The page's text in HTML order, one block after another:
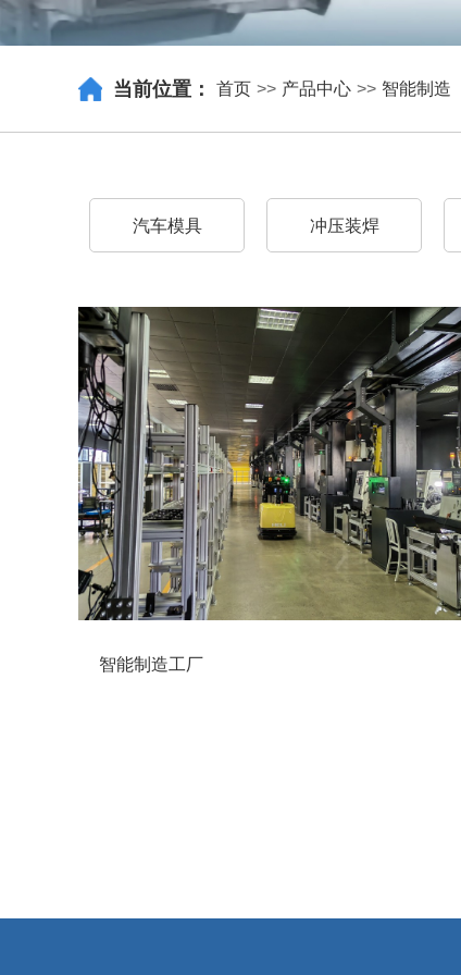
当前位置： 首页 >> 产品中心 >> 智能制造
汽车模具 冲压装焊
智能制造工厂